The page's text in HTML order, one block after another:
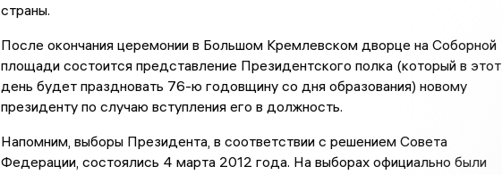
страны.
После окончания церемонии в Большом Кремлевском дворце на Соборной
площади состоится представление Президентского полка (который в этот
день будет праздновать 76-ю годовщину со дня образования) новому
президенту по случаю вступления его в должность.
Напомним, выборы Президента, в соответствии с решением Совета
Федерации, состоялись 4 марта 2012 года. На выборах официально были